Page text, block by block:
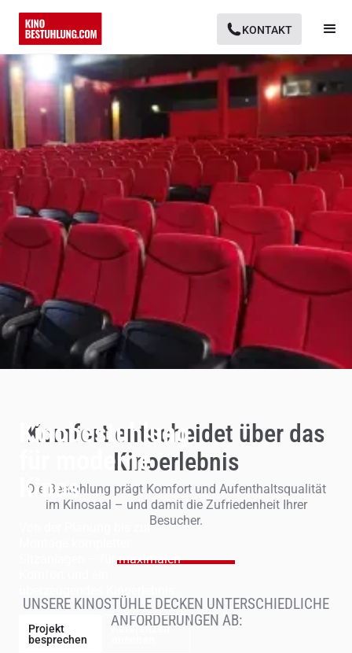
KONTAKT
Kinobestuhlung
für moderne
Kinos
Von der Planung bis zur
Sitzanlagen – für maximalen
Projekt
besprechen
Referenzen
Komfort entscheidet über das
Kinoerlebnis
Die Bestuhlung prägt Komfort und Aufenthaltsqualität
im Kinosaal – und damit die Zufriedenheit Ihrer
Besucher.
UNSERE KINOSTÜHLE DECKEN UNTERSCHIEDLICHE
ANFORDERUNGEN AB: